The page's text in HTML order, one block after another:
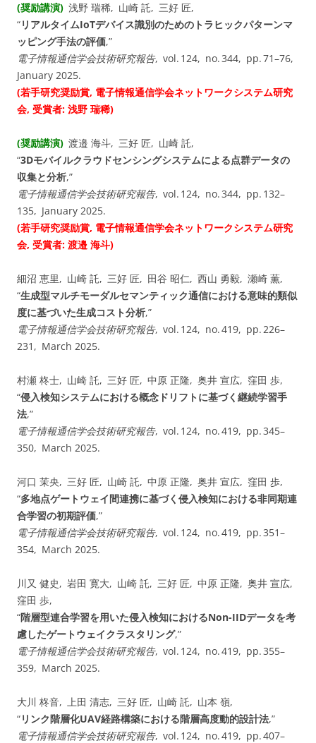
(奨励講演) 浅野 瑞稀, 山崎 託, 三好 匠,
“リアルタイムIoTデバイス識別のためのトラヒックパターンマ
ッピング手法の評価,”
電子情報通信学会技術研究報告, vol. ⁠124, no. ⁠344, pp. 71–76,
January 2025.
(若手研究奨励賞, 電子情報通信学会ネットワークシステム研究
会, 受賞者: 浅野 瑞稀)
(奨励講演) 渡邉 海斗, 三好 匠, 山崎 託,
“3Dモバイルクラウドセンシングシステムによる点群データの
収集と分析,”
電子情報通信学会技術研究報告, vol. ⁠124, no. ⁠344, pp. 132–
135, January 2025.
(若手研究奨励賞, 電子情報通信学会ネットワークシステム研究
会, 受賞者: 渡邉 海斗)
細沼 恵里, 山崎 託, 三好 匠, 田谷 昭仁, 西山 勇毅, 瀬崎 薫,
“生成型マルチモーダルセマンティック通信における意味的類似
度に基づいた生成コスト分析,”
電子情報通信学会技術研究報告, vol. ⁠124, no. ⁠419, pp. 226–
231, March 2025.
村瀬 柊士, 山崎 託, 三好 匠, 中原 正隆, 奥井 宣広, 窪田 歩,
“侵入検知システムにおける概念ドリフトに基づく継続学習手
法,”
電子情報通信学会技術研究報告, vol. ⁠124, no. ⁠419, pp. 345–
350, March 2025.
河口 茉央, 三好 匠, 山崎 託, 中原 正隆, 奥井 宣広, 窪田 歩,
“多地点ゲートウェイ間連携に基づく侵入検知における非同期連
合学習の初期評価,”
電子情報通信学会技術研究報告, vol. ⁠124, no. ⁠419, pp. 351–
354, March 2025.
川又 健史, 岩田 寛大, 山崎 託, 三好 匠, 中原 正隆, 奥井 宣広,
窪田 歩,
“階層型連合学習を用いた侵入検知におけるNon-IIDデータを考
慮したゲートウェイクラスタリング,”
電子情報通信学会技術研究報告, vol. ⁠124, no. ⁠419, pp. 355–
359, March 2025.
大川 柊音, 上田 清志, 三好 匠, 山崎 託, 山本 嶺,
“リンク階層化UAV経路構築における階層高度動的設計法,”
電子情報通信学会技術研究報告, vol. ⁠124, no. ⁠419, pp. 407–